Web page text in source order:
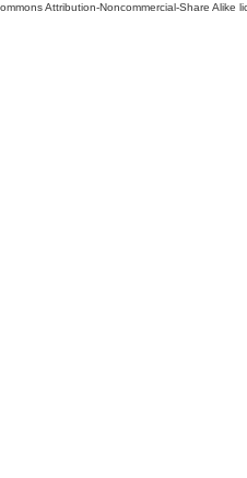
Attribution-Noncommercial-Share Alike